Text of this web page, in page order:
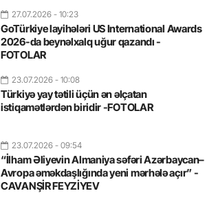
27.07.2026 - 10:23
GoTürkiye layihələri US International Awards
2026-da beynəlxalq uğur qazandı -
FOTOLAR
23.07.2026 - 10:08
Türkiyə yay tətili üçün ən əlçatan
istiqamətlərdən biridir -FOTOLAR
23.07.2026 - 09:54
“İlham Əliyevin Almaniya səfəri Azərbaycan–
Avropa əməkdaşlığında yeni mərhələ açır” -
CAVANŞİR FEYZİYEV